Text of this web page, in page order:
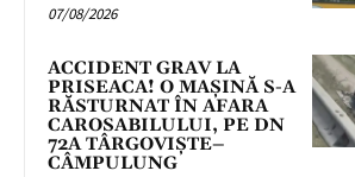
07/08/2026
ACCIDENT GRAV LA
PRISEACA! O MAȘINĂ S-A
RĂSTURNAT ÎN AFARA
CAROSABILULUI, PE DN
72A TÂRGOVIȘTE–
CÂMPULUNG